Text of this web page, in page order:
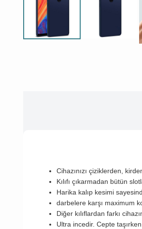
Cihazınızı çiziklerden,
Kılıfı çıkarmadan bütün
Harika kalıp kesimi
darbelere karşı maximum
Diğer kılıflardan farkı
Ultra incedir. Cepte